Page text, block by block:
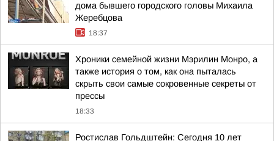
дома бывшего городского головы Михаила
Жеребцова
18:37
Хроники семейной жизни Мэрилин Монро, а
также история о том, как она пыталась
скрыть свои самые сокровенные секреты от
прессы
18:33
Ростислав Гольдштейн: Сегодня 10 лет